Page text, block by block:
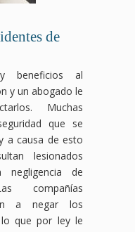
de
beneficios al
y un abogado le
Muchas
que se
a causa de esto
lesionados
de
compañías
a negar los
que por ley le